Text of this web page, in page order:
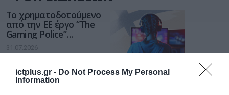
ictplus.gr - Do Not Process My Personal
Information
Το χρηματοδοτούμενο
από την ΕΕ έργο “The
Gaming Police”
ενισχύει την ασφάλεια
των παιδιών στο
31.07.2026
ΑΑΔΕ: Διευκρινίσεις
για τα πρόστιμα σε